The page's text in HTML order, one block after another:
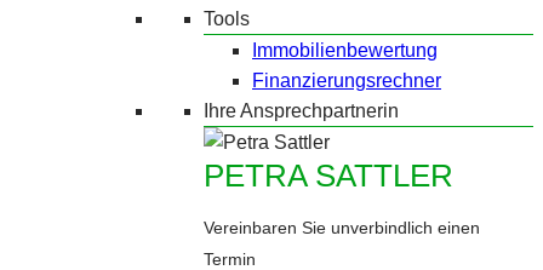
Tools
Immobilienbewertung
Finanzierungsrechner
Ihre Ansprechpartnerin
PETRA SATTLER
Vereinbaren Sie unverbindlich einen
Termin